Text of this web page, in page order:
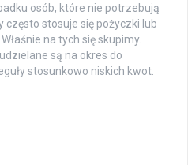
osób, które nie potrzebują
często stosuje się pożyczki lub
na tych się skupimy.
są na okres do
stosunkowo niskich kwot.